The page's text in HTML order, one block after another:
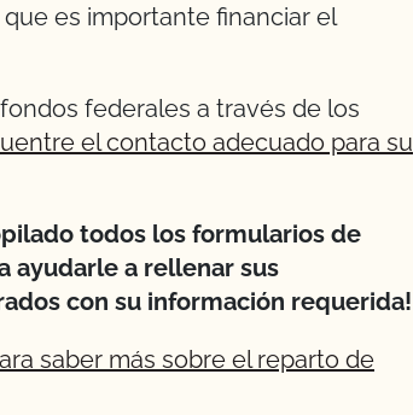
es importante financiar el
federales a través de los
el contacto adecuado para su
todos los formularios de
ayudarle a rellenar sus
con su información requerida!
saber más sobre el reparto de